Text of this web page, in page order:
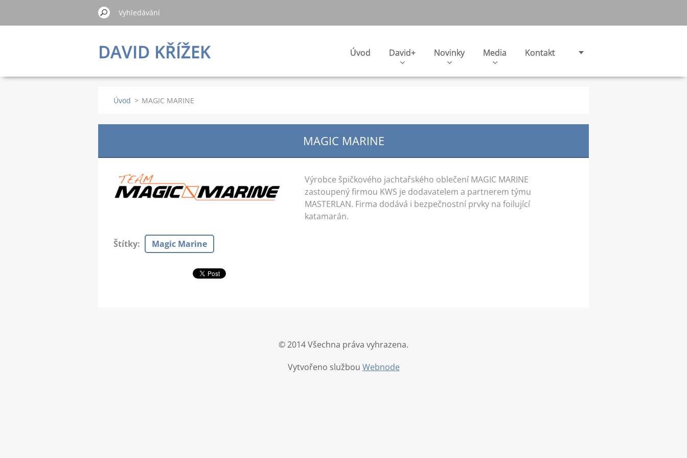
DAVID KŘÍŽEK Úvod David+ Novinky Media Kontakt
Úvod > MAGIC MARINE
MAGIC MARINE
Výrobce špičkového jachtařského oblečení MAGIC MARINE
zastoupený firmou KWS je dodavatelem a partnerem týmu
MASTERLAN. Firma dodává i bezpečnostní prvky na foilující
katamarán.
Štítky: Magic Marine
© 2014 Všechna práva vyhrazena.
Vytvořeno službou Webnode